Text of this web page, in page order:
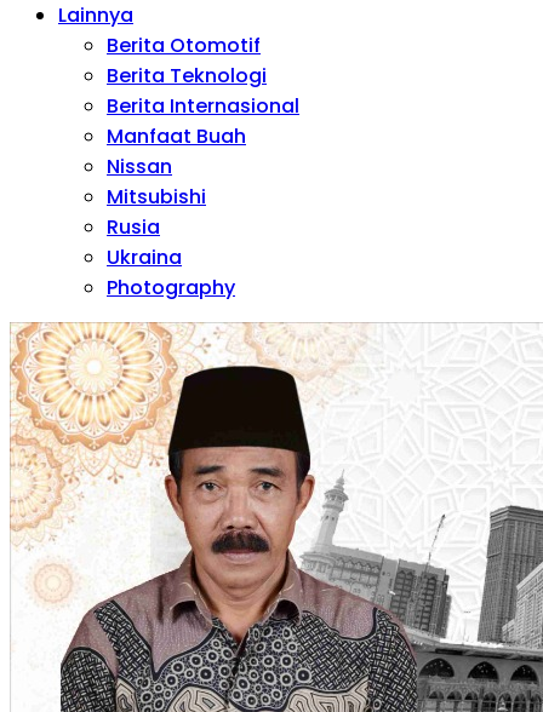
Lainnya
Berita Otomotif
Berita Teknologi
Berita Internasional
Manfaat Buah
Nissan
Mitsubishi
Rusia
Ukraina
Photography